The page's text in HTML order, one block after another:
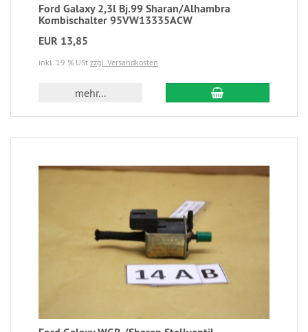
Ford Galaxy 2,3l Bj.99 Sharan/Alhambra
Kombischalter 95VW13335ACW
EUR 13,85
inkl. 19 % USt zzgl. Versandkosten
mehr...